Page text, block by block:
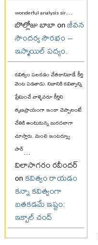
wonderful analysis sir...
బొల్లోజు బాబా onజీవన
సౌందర్య సౌరభం –
ఇస్మాయిల్ పద్యం.
కవిత్వం పలకడం చేతకానివాడే కీర్తి
వెంట పడతాడు. నిజానికి కవిత్వాన్ని
ప్రేమించే వాళ్ళెవరూ కీర్తిని
తృణప్రాయంగా ఇంకా చెప్పాలంటే
చేతికి అంటుకున్న బురదలాగా
చూస్తారు. మంచి ఇంటర్వ్యూ
సార్...
విలాసాగరం రవీందర్
onకవిత్వం రాయడం
కన్నా కవిత్వంగా
బతకడమే ఇష్టం:
ఇక్బాల్ చంద్